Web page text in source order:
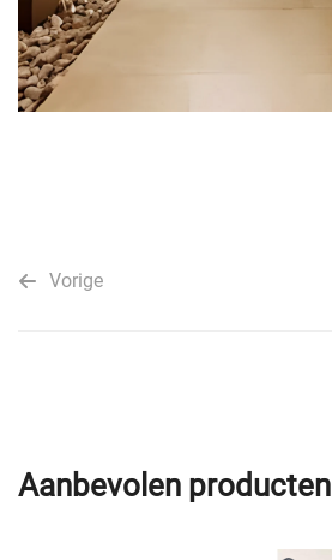
Vorige
Aanbevolen producten